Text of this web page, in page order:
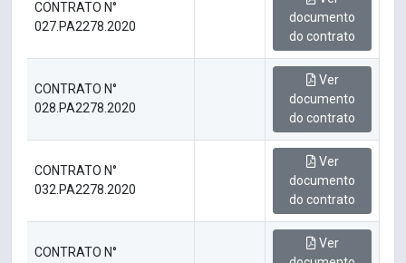
CONTRATO N°
027.PA2278.2020
documento
do contrato
CONTRATO N°
028.PA2278.2020
Ver
documento
do contrato
CONTRATO N°
032.PA2278.2020
Ver
documento
do contrato
CONTRATO N°
Ver